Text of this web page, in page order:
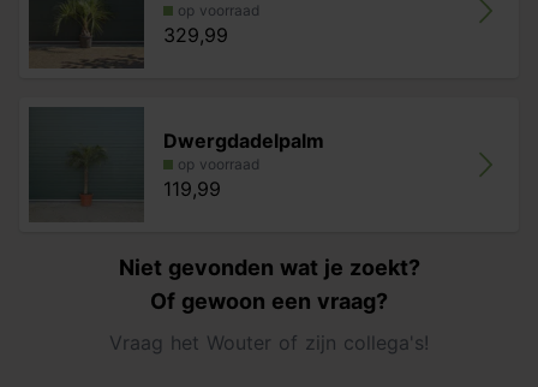
op voorraad
329,99
Dwergdadelpalm
op voorraad
119,99
Niet gevonden wat je zoekt?
Of gewoon een vraag?
Vraag het Wouter of zijn collega's!